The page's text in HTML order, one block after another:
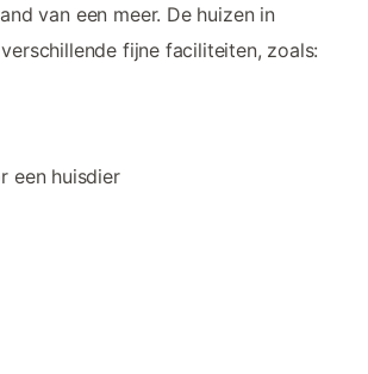
van een meer. De huizen in
fijne faciliteiten, zoals:
een huisdier